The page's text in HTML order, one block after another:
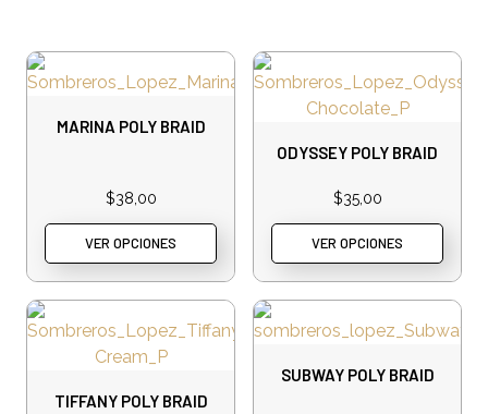
MARINA POLY BRAID
$38,00
VER OPCIONES
ODYSSEY POLY BRAID
$35,00
VER OPCIONES
TIFFANY POLY BRAID
SUBWAY POLY BRAID